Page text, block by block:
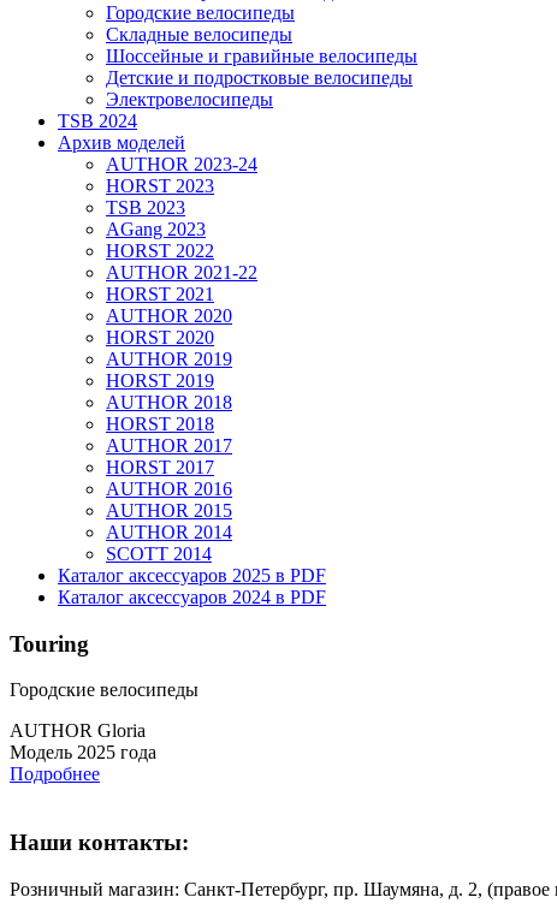
Городские велосипеды
Складные велосипеды
Шоссейные и гравийные велосипеды
Детские и подростковые велосипеды
Электровелосипеды
TSB 2024
Архив моделей
AUTHOR 2023-24
HORST 2023
TSB 2023
AGang 2023
HORST 2022
AUTHOR 2021-22
HORST 2021
AUTHOR 2020
HORST 2020
AUTHOR 2019
HORST 2019
AUTHOR 2018
HORST 2018
AUTHOR 2017
HORST 2017
AUTHOR 2016
AUTHOR 2015
AUTHOR 2014
SCOTT 2014
Каталог аксессуаров 2025 в PDF
Каталог аксессуаров 2024 в PDF
Touring
Городские велосипеды
AUTHOR Gloria
Модель 2025 года
Подробнее
Наши контакты:
Розничный магазин: Санкт-Петербург, пр. Шаумяна, д. 2,